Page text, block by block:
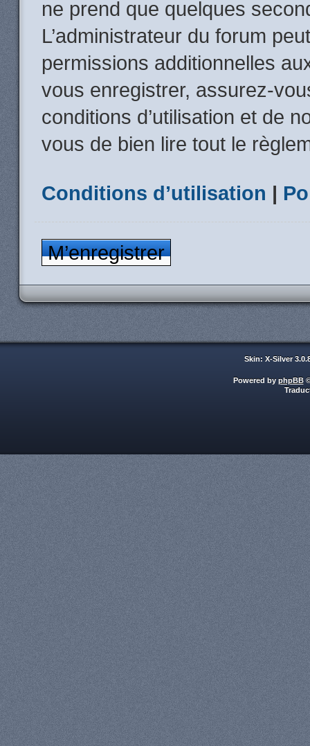
ne prend que quelques
L’administrateur du forum
permissions additionnelles
vous enregistrer, assurez-
conditions d’utilisation et de
vous de bien lire tout le
Conditions d’utilisation |
M’enregistrer
Skin: X-Silver
Powered by phpBB©